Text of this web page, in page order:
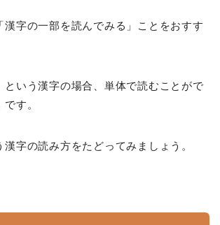
漢字の一部を読んでみる」ことをおすす
という漢字の場合、単体で読むことがで
す。
漢字の読み方をたどってみましょう。